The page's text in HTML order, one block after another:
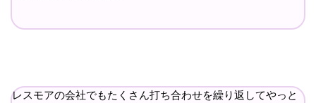
レスモアの会社でもたくさん打ち合わせを繰り返してやっと